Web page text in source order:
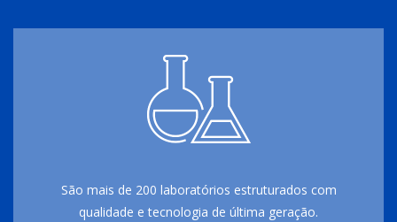
São mais de 200 laboratórios estruturados com
qualidade e tecnologia de última geração.